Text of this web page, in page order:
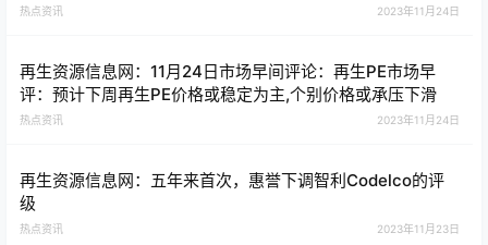
热点资讯 2023年11月24日
再生资源信息网：11月24日市场早间评论：再生PE市场早
评：预计下周再生PE价格或稳定为主,个别价格或承压下滑
热点资讯 2023年11月24日
再生资源信息网：五年来首次，惠誉下调智利Codelco的评
级
热点资讯 2023年11月23日